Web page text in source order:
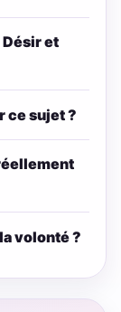
et
ce sujet ?
volonté ?